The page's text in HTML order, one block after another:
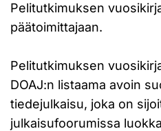
Pelitutkimuksen
päätoimittajaan.
Pelitutkimuksen
DOAJ:n listaama avoin
tiedejulkaisu, joka on
julkaisufoorumissa